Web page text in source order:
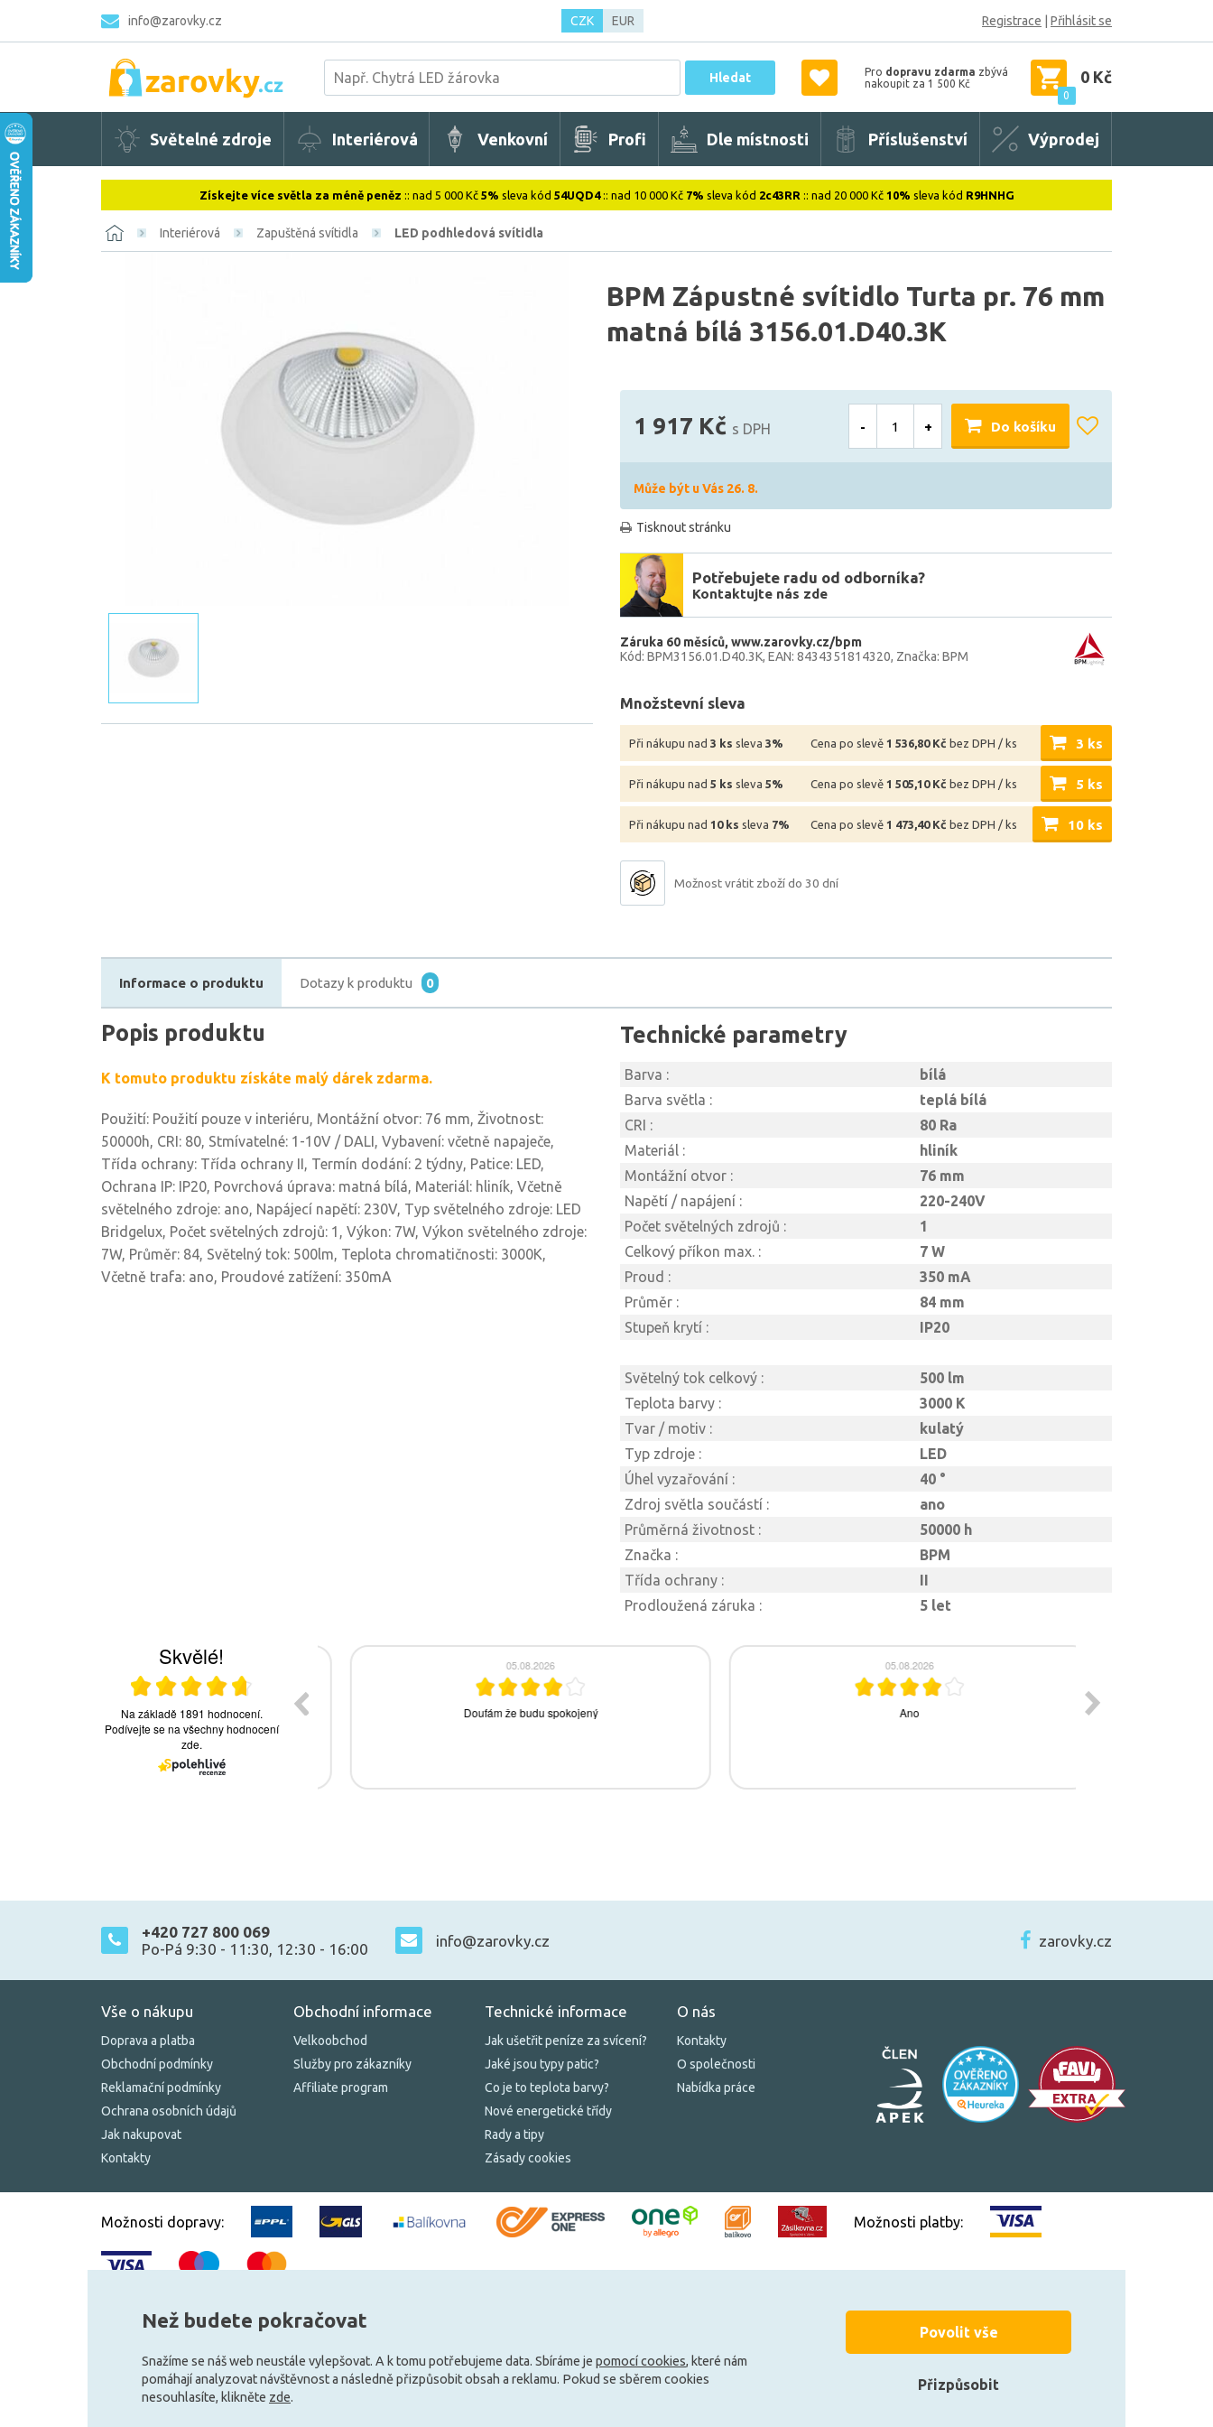
info@zarovky.cz CZK EUR Registrace Přihlásit se
Hledat Pro dopravu zdarma zbývá
nakoupit za 1 500 Kč
0
0 Kč
Světelné zdroje Interiérová Venkovní Profi Dle místnosti Příslušenství Výprodej
Získejte více světla za méně peněz :: nad 5 000 Kč 5% sleva kód 54UQD4:: nad 10 000 Kč 7% sleva kód 2c43RR :: nad 20 000 Kč 10% sleva kód R9HNHG
Interiérová Zapuštěná svítidla LED podhledová svítidla
BPM Zápustné svítidlo Turta pr. 76 mm
matná bílá 3156.01.D40.3K
1 917 Kč s DPH - + Do košíku
Může být u Vás 26. 8.
Tisknout stránku
Potřebujete radu od odborníka?
Kontaktujte nás zde
Záruka 60 měsíců www.zarovky.cz/bpm
Kód: BPM3156.01.D40.3K EAN: 8434351814320 Značka: BPM
Množstevní sleva
Při nákupu nad 3 ks sleva 3% Cena po slevě 1 536,80 Kč bez DPH / ks 3 ks
Při nákupu nad 5 ks sleva 5% Cena po slevě 1 505,10 Kč bez DPH / ks 5 ks
Při nákupu nad 10 ks sleva 7% Cena po slevě 1 473,40 Kč bez DPH / ks 10 ks
Možnost vrátit zboží do 30 dní
Informace o produktu Dotazy k produktu 0
Popis produktu
K tomuto produktu získáte malý dárek zdarma.
Použití: Použití pouze v interiéru, Montážní otvor: 76 mm, Životnost:
50000h, CRI: 80, Stmívatelné: 1-10V / DALI, Vybavení: včetně napaječe,
Třída ochrany: Třída ochrany II, Termín dodání: 2 týdny, Patice: LED,
Ochrana IP: IP20, Povrchová úprava: matná bílá, Materiál: hliník, Včetně
světelného zdroje: ano, Napájecí napětí: 230V, Typ světelného zdroje: LED
Bridgelux, Počet světelných zdrojů: 1, Výkon: 7W, Výkon světelného zdroje:
7W, Průměr: 84, Světelný tok: 500lm, Teplota chromatičnosti: 3000K,
Včetně trafa: ano, Proudové zatížení: 350mA
Technické parametry
Barva :
bílá
Barva světla :
teplá bílá
CRI :
80 Ra
Materiál :
hliník
Montážní otvor :
76 mm
Napětí / napájení :
220-240V
Počet světelných zdrojů :
1
Celkový příkon max. :
7 W
Proud :
350 mA
Průměr :
84 mm
Stupeň krytí :
IP20
Světelný tok celkový :
500 lm
Teplota barvy :
3000 K
Tvar / motiv :
kulatý
Typ zdroje :
LED
Úhel vyzařování :
40 °
Zdroj světla součástí :
ano
Průměrná životnost :
50000 h
Značka :
BPM
Třída ochrany :
II
Prodloužená záruka :
5 let
+420 727 800 069
Po-Pá 9:30 - 11:30, 12:30 - 16:00
info@zarovky.cz zarovky.cz
Vše o nákupu
Doprava a platba
Obchodní podmínky
Reklamační podmínky
Ochrana osobních údajů
Jak nakupovat
Kontakty
Obchodní informace
Velkoobchod
Služby pro zákazníky
Affiliate program
Technické informace
Jak ušetřit peníze za svícení?
Jaké jsou typy patic?
Co je to teplota barvy?
Nové energetické třídy
Rady a tipy
Zásady cookies
O nás
Kontakty
O společnosti
Nabídka práce
Možnosti dopravy: Možnosti platby:
© 2010–2026 Všechna práva vyhrazena.žárovky.cz
Než budete pokračovat
Snažíme se náš web neustále vylepšovat. A k tomu potřebujeme data. Sbíráme je pomocí cookies, které nám
pomáhají analyzovat návštěvnost a následně přizpůsobit obsah a reklamu. Pokud se sběrem cookies
nesouhlasíte, klikněte zde.
Přizpůsobit
Povolit vše